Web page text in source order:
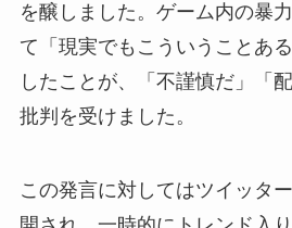
を醸しました。ゲーム内の暴
て「現実でもこういうことあ
したことが、「不謹慎だ」「
批判を受けました。
この発言に対してはツイッタ